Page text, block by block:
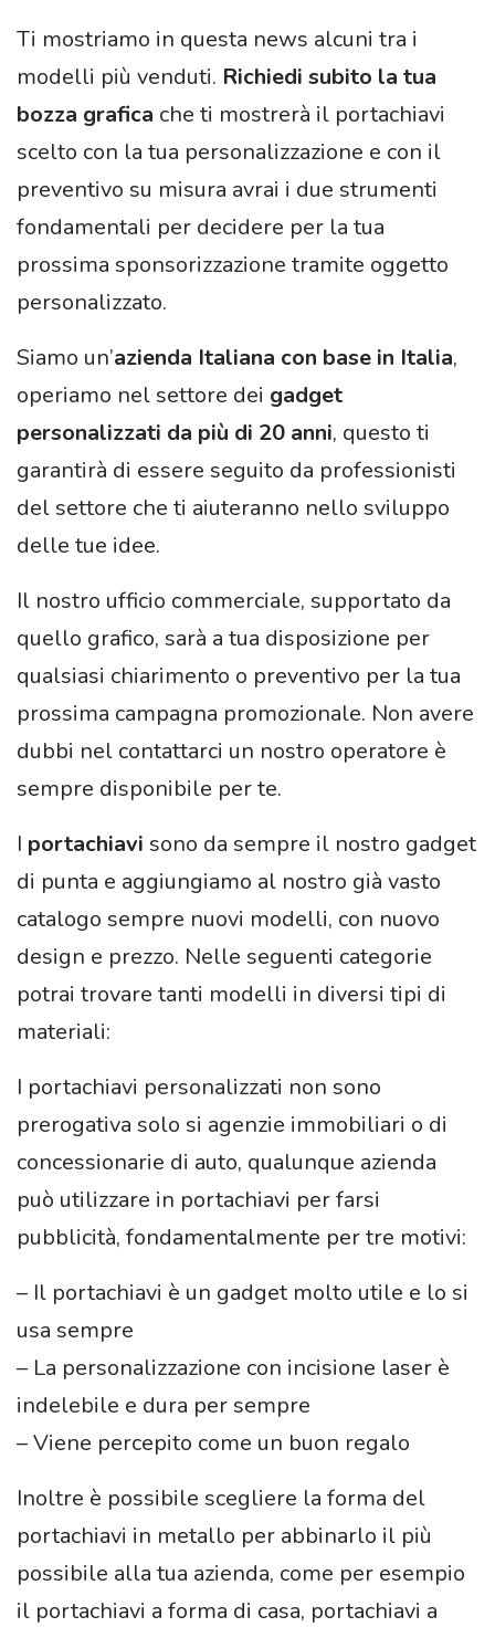
Ti mostriamo in questa news alcuni tra i
modelli più venduti. Richiedi subito la tua
bozza grafica che ti mostrerà il portachiavi
scelto con la tua personalizzazione e con il
preventivo su misura avrai i due strumenti
fondamentali per decidere per la tua
prossima sponsorizzazione tramite oggetto
personalizzato.
Siamo un’azienda Italiana con base in Italia,
operiamo nel settore dei gadget
personalizzati da più di 20 anni, questo ti
garantirà di essere seguito da professionisti
del settore che ti aiuteranno nello sviluppo
delle tue idee.
Il nostro ufficio commerciale, supportato da
quello grafico, sarà a tua disposizione per
qualsiasi chiarimento o preventivo per la tua
prossima campagna promozionale. Non avere
dubbi nel contattarci un nostro operatore è
sempre disponibile per te.
I portachiavi sono da sempre il nostro gadget
di punta e aggiungiamo al nostro già vasto
catalogo sempre nuovi modelli, con nuovo
design e prezzo. Nelle seguenti categorie
potrai trovare tanti modelli in diversi tipi di
materiali:
I portachiavi personalizzati non sono
prerogativa solo si agenzie immobiliari o di
concessionarie di auto, qualunque azienda
può utilizzare in portachiavi per farsi
pubblicità, fondamentalmente per tre motivi:
– Il portachiavi è un gadget molto utile e lo si
usa sempre
– La personalizzazione con incisione laser è
indelebile e dura per sempre
– Viene percepito come un buon regalo
Inoltre è possibile scegliere la forma del
portachiavi in metallo per abbinarlo il più
possibile alla tua azienda, come per esempio
il portachiavi a forma di casa, portachiavi a